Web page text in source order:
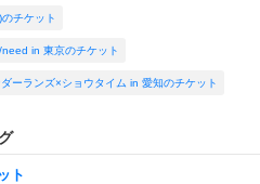
チケット
in 東京のチケット
ーランズ×ショウタイム in 愛知のチケット
ト